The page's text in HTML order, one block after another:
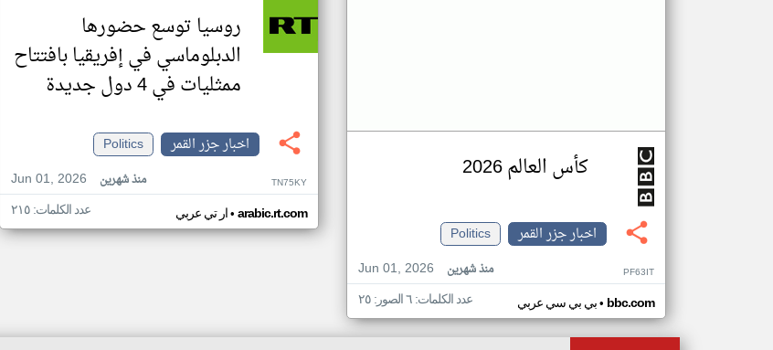
كأس العالم 2026
اخبار جزر القمر
Politics
Jun 01, 2026
منذ شهرين PF63IT
بي بي سي عربي• bbc.com عدد الكلمات: ٦ الصور: ٢٥
روسيا توسع حضورها
الدبلوماسي في إفريقيا بافتتاح
ممثليات في 4 دول جديدة
اخبار جزر القمر
Politics
Jun 01, 2026
منذ شهرين TN75KY
ار تي عربي• arabic.rt.com عدد الكلمات: ٢١٥